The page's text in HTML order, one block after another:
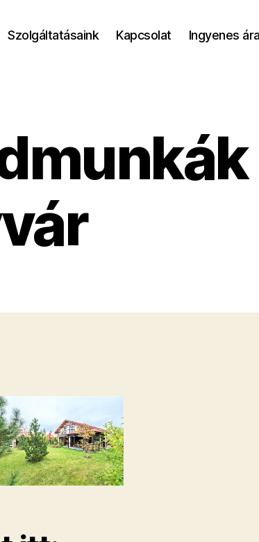
Szolgáltatásaink Kapcsolat Ingyenes